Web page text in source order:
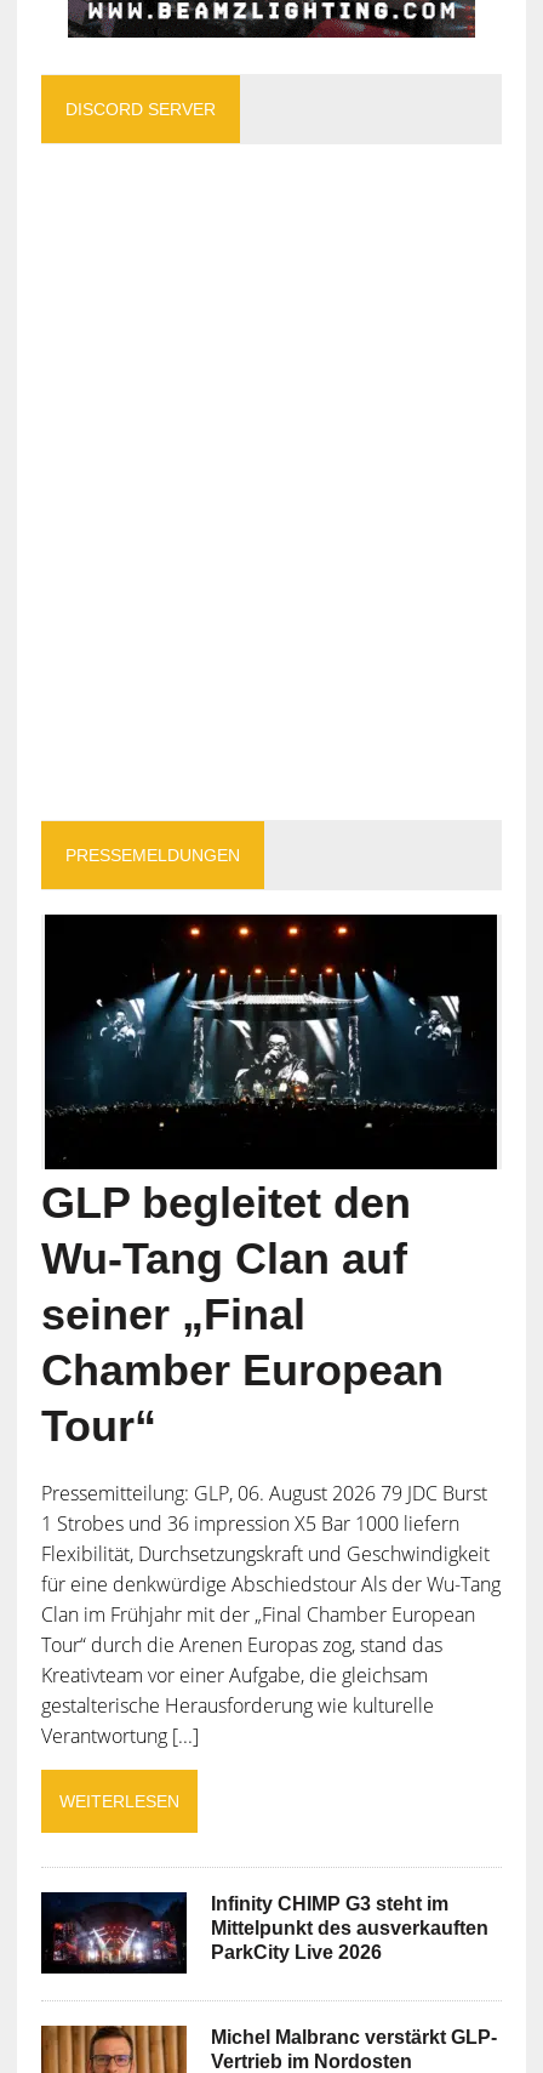
DISCORD SERVER
PRESSEMELDUNGEN
GLP begleitet den
Wu-Tang Clan auf
seiner „Final
Chamber European
Tour“
Pressemitteilung: GLP, 06. August 2026 79 JDC Burst
1 Strobes und 36 impression X5 Bar 1000 liefern
Flexibilität, Durchsetzungskraft und Geschwindigkeit
für eine denkwürdige Abschiedstour Als der Wu-Tang
Clan im Frühjahr mit der „Final Chamber European
Tour“ durch die Arenen Europas zog, stand das
Kreativteam vor einer Aufgabe, die gleichsam
gestalterische Herausforderung wie kulturelle
Verantwortung [...]
WEITERLESEN
Infinity CHIMP G3 steht im
Mittelpunkt des ausverkauften
ParkCity Live 2026
Michel Malbranc verstärkt GLP-
Vertrieb im Nordosten